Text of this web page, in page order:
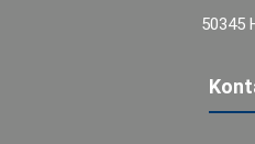
50345